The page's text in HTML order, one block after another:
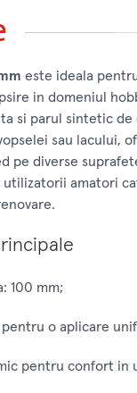
este ideala
in domeniul
si parul sintetic de
sau lacului,
pe diverse
amatori
100 mm;
o aplicare
pentru confort in